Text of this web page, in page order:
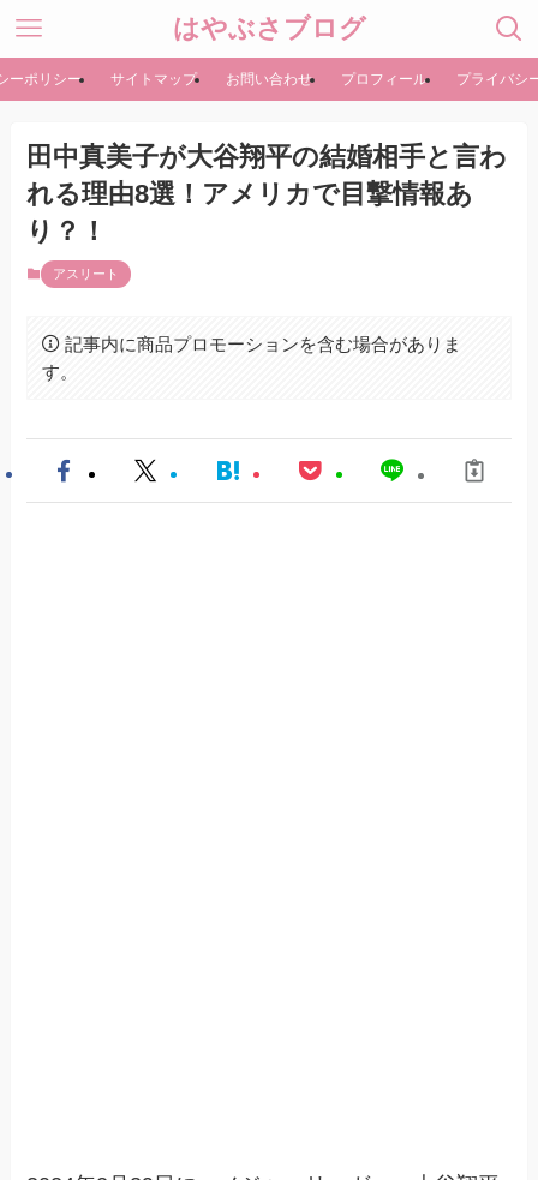
はやぶさブログ
ーポリシー サイトマップ お問い合わせ プロフィール プライバシ
田中真美子が大谷翔平の結婚相手と言わ
れる理由8選！アメリカで目撃情報あ
り？！
アスリート
記事内に商品プロモーションを含む場合がありま
す。